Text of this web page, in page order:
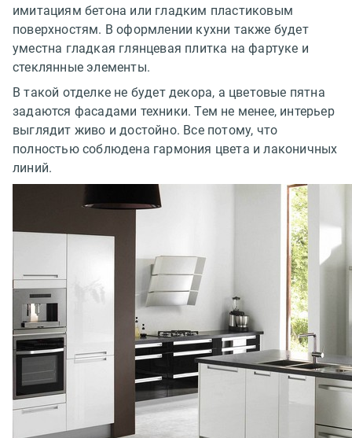
имитациям бетона или гладким пластиковым
поверхностям. В оформлении кухни также будет
уместна гладкая глянцевая плитка на фартуке и
стеклянные элементы.
В такой отделке не будет декора, а цветовые пятна
задаются фасадами техники. Тем не менее, интерьер
выглядит живо и достойно. Все потому, что
полностью соблюдена гармония цвета и лаконичных
линий.